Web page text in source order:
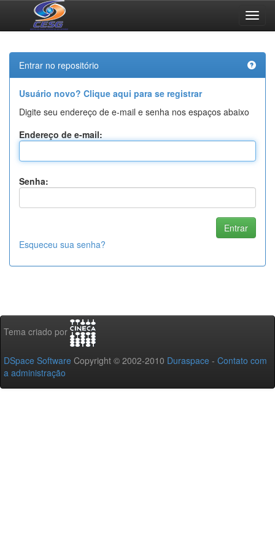
navigation
Entrar no repositório
Usuário novo? Clique aqui para se registrar
Digite seu endereço de e-mail e senha nos espaços abaixo
Endereço de e-mail:
Senha:
Esqueceu sua senha?
Tema criado por
DSpace Software Copyright © 2002-2010 Duraspace - Contato com
a administração